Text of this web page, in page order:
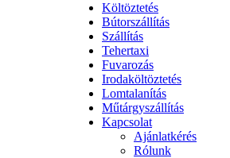
Költöztetés
Bútorszállítás
Szállítás
Tehertaxi
Fuvarozás
Irodaköltöztetés
Lomtalanítás
Műtárgyszállítás
Kapcsolat
Ajánlatkérés
Rólunk